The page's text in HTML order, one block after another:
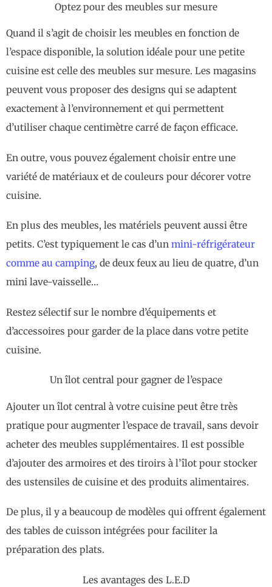
Optez pour des meubles sur mesure
Quand il s’agit de choisir les meubles en fonction de
l’espace disponible, la solution idéale pour une petite
cuisine est celle des meubles sur mesure. Les magasins
peuvent vous proposer des designs qui se adaptent
exactement à l’environnement et qui permettent
d’utiliser chaque centimètre carré de façon efficace.
En outre, vous pouvez également choisir entre une
variété de matériaux et de couleurs pour décorer votre
cuisine.
En plus des meubles, les matériels peuvent aussi être
petits. C’est typiquement le cas d’un mini-réfrigérateur
comme au camping, de deux feux au lieu de quatre, d’un
mini lave-vaisselle…
Restez sélectif sur le nombre d’équipements et
d’accessoires pour garder de la place dans votre petite
cuisine.
Un îlot central pour gagner de l’espace
Ajouter un îlot central à votre cuisine peut être très
pratique pour augmenter l’espace de travail, sans devoir
acheter des meubles supplémentaires. Il est possible
d’ajouter des armoires et des tiroirs à l’îlot pour stocker
des ustensiles de cuisine et des produits alimentaires.
De plus, il y a beaucoup de modèles qui offrent également
des tables de cuisson intégrées pour faciliter la
préparation des plats.
Les avantages des L.E.D